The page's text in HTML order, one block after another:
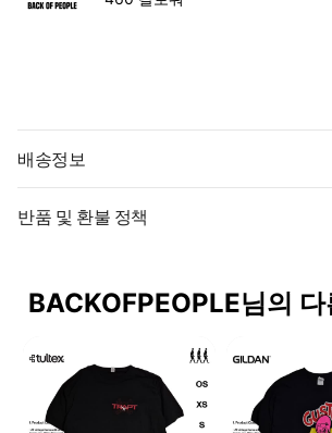
배송정보
반품 및 환불 정책
BACKOFPEOPLE님의